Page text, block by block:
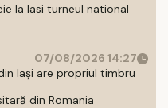
la Iasi turneul national
07/08/2026 14:27
Iași are propriul timbru
din Romania